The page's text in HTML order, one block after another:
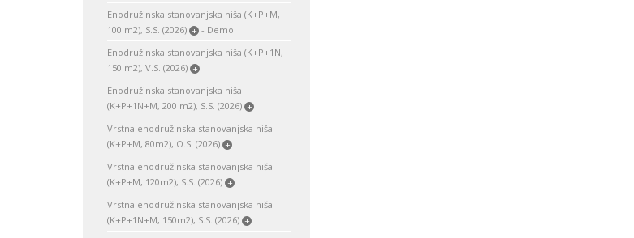
Enodružinska stanovanjska hiša (K+P+M,
100 m2), S.S. (2026) + - Demo
Enodružinska stanovanjska hiša (K+P+1N,
150 m2), V.S. (2026) +
Enodružinska stanovanjska hiša
(K+P+1N+M, 200 m2), S.S. (2026) +
Vrstna enodružinska stanovanjska hiša
(K+P+M, 80m2), O.S. (2026) +
Vrstna enodružinska stanovanjska hiša
(K+P+M, 120m2), S.S. (2026) +
Vrstna enodružinska stanovanjska hiša
(K+P+1N+M, 150m2), S.S. (2026) +